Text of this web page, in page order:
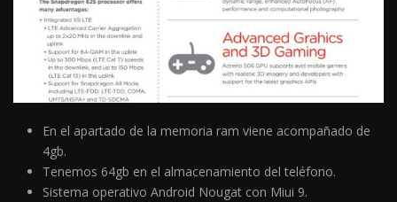
En el apartado de la memoria ram viene acompañado de
4gb.
Tenemos 64gb en el almacenamiento del teléfono.
Sistema operativo Android Nougat con Miui 9.